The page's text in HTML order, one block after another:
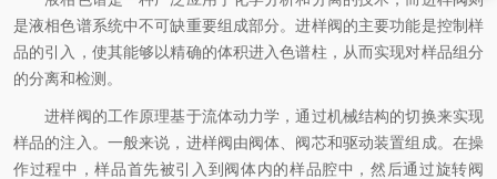
是液相色谱系统中不可缺重要组成部分。进样阀的主要功能是控制样
品的引入，使其能够以精确的体积进入色谱柱，从而实现对样品组分
的分离和检测。
进样阀的工作原理基于流体动力学，通过机械结构的切换来实现
样品的注入。一般来说，进样阀由阀体、阀芯和驱动装置组成。在操
作过程中，样品首先被引入到阀体内的样品腔中，然后通过旋转阀